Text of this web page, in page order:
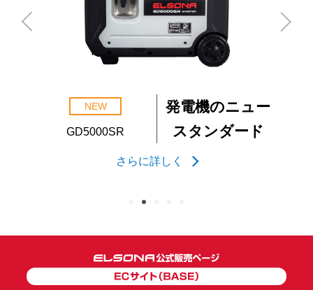
GD1600SR
より小型に
扱いやすく
さらに詳しく
NEW
GD5000SR
発電機のニュー
スタンダード
さらに詳しく
T-7500
移動可能な
動力電源
さらに詳しく
NEW
ぼうさい発電BOX
｢地域貢献｣できる
防災ストック
さらに詳しく
防音・浸水
対策などに
さらに詳しく